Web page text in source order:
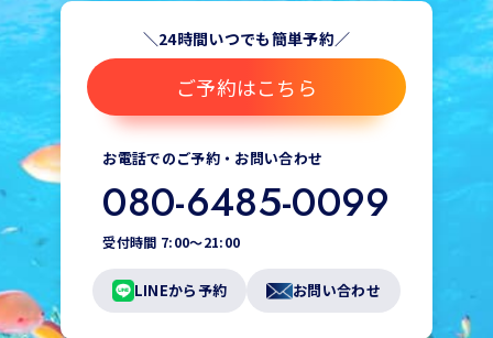
＼24時間いつでも簡単予約／
ご予約はこちら
お電話でのご予約・お問い合わせ
080-6485-0099
受付時間 7:00～21:00
LINEから予約 お問い合わせ